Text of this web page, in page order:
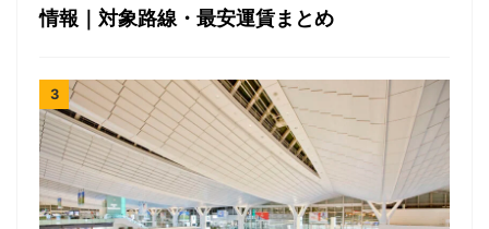
情報｜対象路線・最安運賃まとめ